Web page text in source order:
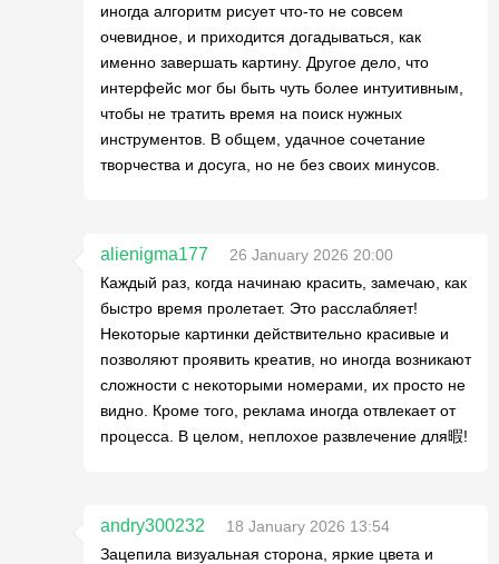
иногда алгоритм рисует что-то не совсем
очевидное, и приходится догадываться, как
именно завершать картину. Другое дело, что
интерфейс мог бы быть чуть более интуитивным,
чтобы не тратить время на поиск нужных
инструментов. В общем, удачное сочетание
творчества и досуга, но не без своих минусов.
alienigma177
26 January 2026 20:00
Каждый раз, когда начинаю красить, замечаю, как
быстро время пролетает. Это расслабляет!
Некоторые картинки действительно красивые и
позволяют проявить креатив, но иногда возникают
сложности с некоторыми номерами, их просто не
видно. Кроме того, реклама иногда отвлекает от
процесса. В целом, неплохое развлечение для暇!
andry300232
18 January 2026 13:54
Зацепила визуальная сторона, яркие цвета и